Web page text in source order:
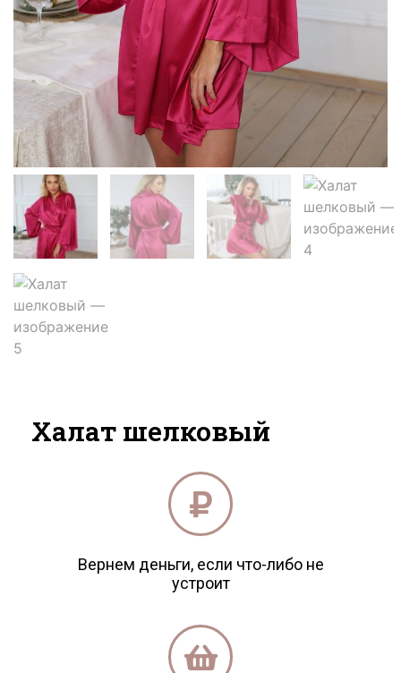
Халат шелковый
Вернем деньги, если что-либо не
устроит